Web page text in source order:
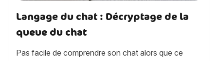
Langage du chat : Décryptage de la
queue du chat
Pas facile de comprendre son chat alors que ce